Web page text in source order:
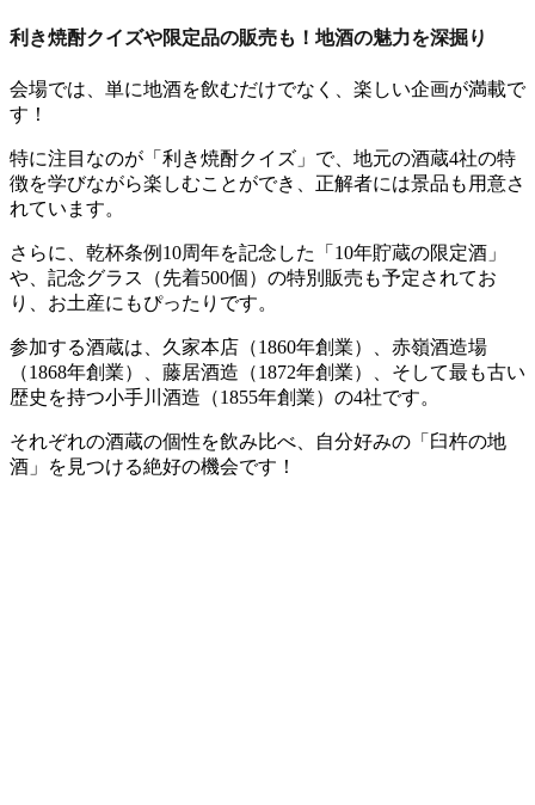
利き焼酎クイズや限定品の販売も！地酒の魅力を深掘り
会場では、単に地酒を飲むだけでなく、楽しい企画が満載で
す！
特に注目なのが「利き焼酎クイズ」で、地元の酒蔵4社の特
徴を学びながら楽しむことができ、正解者には景品も用意さ
れています。
さらに、乾杯条例10周年を記念した「10年貯蔵の限定酒」
や、記念グラス（先着500個）の特別販売も予定されてお
り、お土産にもぴったりです。
参加する酒蔵は、久家本店（1860年創業）、赤嶺酒造場
（1868年創業）、藤居酒造（1872年創業）、そして最も古い
歴史を持つ小手川酒造（1855年創業）の4社です。
それぞれの酒蔵の個性を飲み比べ、自分好みの「臼杵の地
酒」を見つける絶好の機会です！